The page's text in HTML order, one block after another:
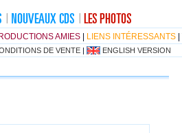
AMIES LIENS INTÉRESSANTS
DE VENTE | ENGLISH VERSION